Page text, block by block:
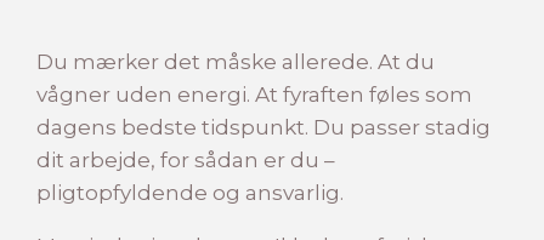
Du mærker det måske allerede. At du
vågner uden energi. At fyraften føles som
dagens bedste tidspunkt. Du passer stadig
dit arbejde, for sådan er du –
pligtopfyldende og ansvarlig.